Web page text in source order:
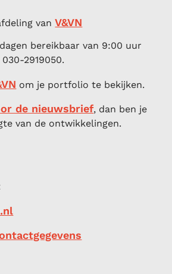
vanV&VN
bereikbaar van 9:00 uur
2919050.
om je portfolio te bekijken.
de nieuwsbrief, dan ben je
van de ontwikkelingen.